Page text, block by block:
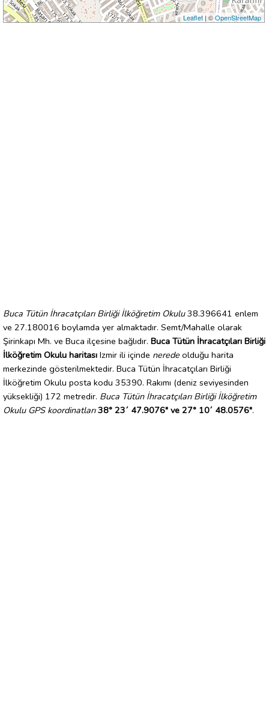
Leaflet| ©OpenStreetMap
Buca Tütün İhracatçıları Birliği İlköğretim Okulu38.396641 enlem
ve 27.180016 boylamda yer almaktadır. Semt/Mahalle olarak
Şirinkapı Mh. ve Buca ilçesine bağlıdır. Buca Tütün İhracatçıları Birliği
İlköğretim Okulu haritası Izmir ili içinde nerede olduğu harita
merkezinde gösterilmektedir. Buca Tütün İhracatçıları Birliği
İlköğretim Okulu posta kodu 35390. Rakımı (deniz seviyesinden
yüksekliği) 172 metredir. Buca Tütün İhracatçıları Birliği İlköğretim
Okulu GPS koordinatları 38° 23´ 47.9076" ve 27° 10´ 48.0576".